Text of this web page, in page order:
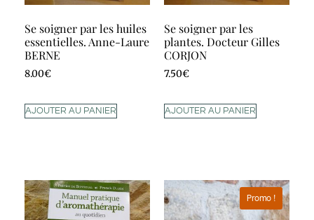
Se soigner par les huiles
essentielles. Anne-Laure
BERNE
8.00€
AJOUTER AU PANIER
Se soigner par les
plantes. Docteur Gilles
CORJON
7.50€
AJOUTER AU PANIER
Promo !